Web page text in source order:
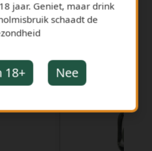
PRODUCTEN
jaar. Geniet, maar drink
schaadt de
18+ Nee